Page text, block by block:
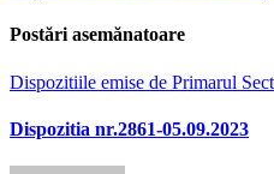
Postări asemănatoare
Dispozitiile emise de Primarul
Dispozitia nr.2861-05.09.2023